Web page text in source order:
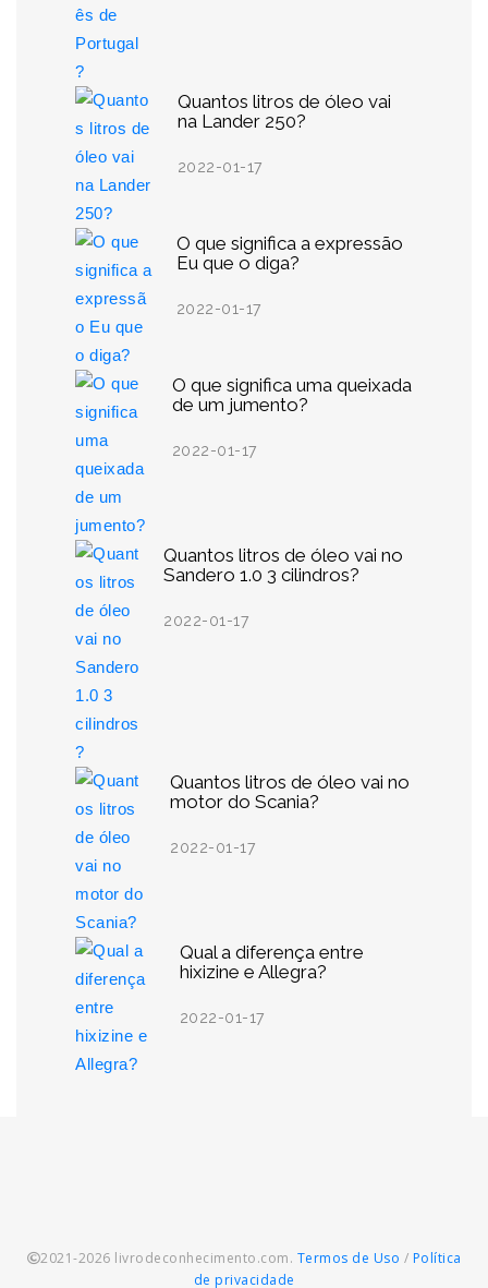
Quantos litros de óleo vai
na Lander 250?
2022-01-17
O que significa a expressão
Eu que o diga?
2022-01-17
O que significa uma queixada
de um jumento?
2022-01-17
Quantos litros de óleo vai no
Sandero 1.0 3 cilindros?
2022-01-17
Quantos litros de óleo vai no
motor do Scania?
2022-01-17
Qual a diferença entre
hixizine e Allegra?
2022-01-17
2021-2026 livrodeconhecimento.com. Termos de Uso / Política
de privacidade